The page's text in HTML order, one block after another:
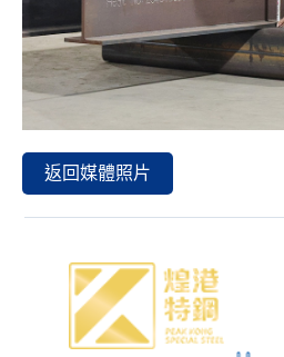
返回媒體照片